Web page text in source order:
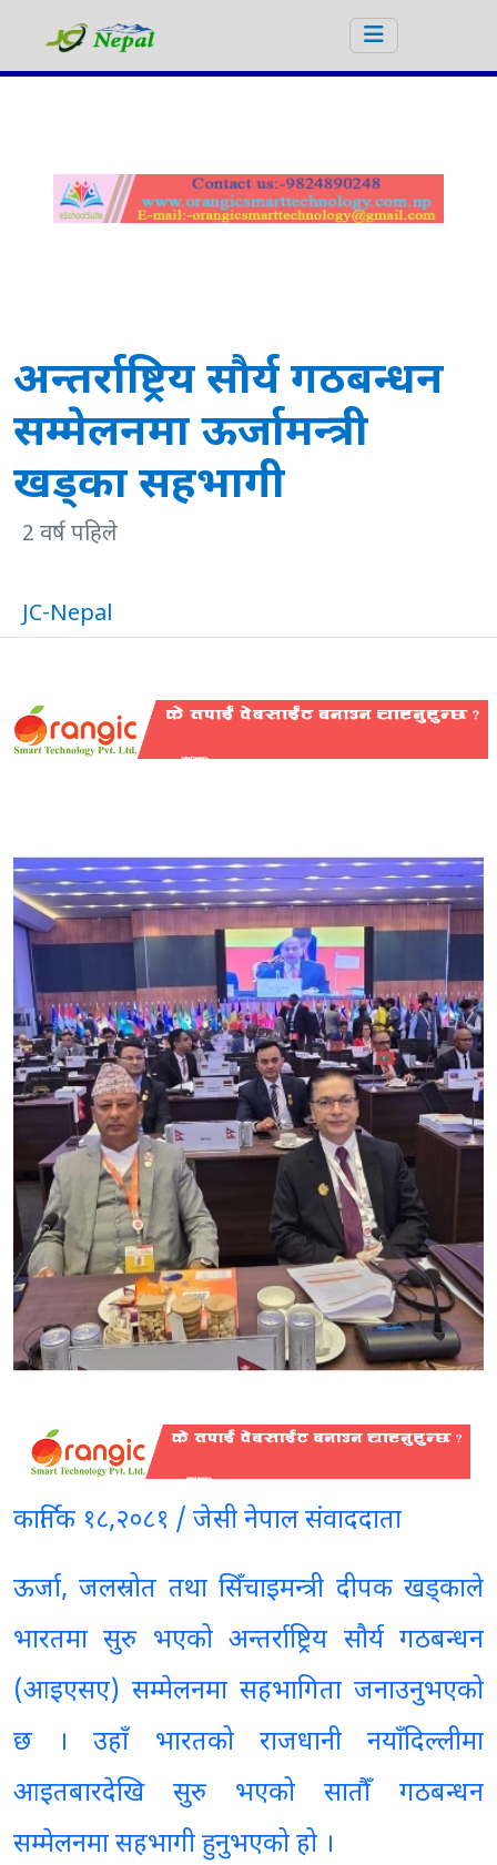
अन्तर्राष्ट्रिय सौर्य गठबन्धन
सम्मेलनमा ऊर्जामन्त्री
खड्का सहभागी
2 वर्ष पहिले
JC-Nepal
कार्तिक १८,२०८१ / जेसी नेपाल संवाददाता
ऊर्जा, जलस्रोत तथा सिँचाइमन्त्री दीपक खड्काले
भारतमा सुरु भएको अन्तर्राष्ट्रिय सौर्य गठबन्धन
(आइएसए) सम्मेलनमा सहभागिता जनाउनुभएको
छ । उहाँ भारतको राजधानी नयाँदिल्लीमा
आइतबारदेखि सुरु भएको सातौँ गठबन्धन
सम्मेलनमा सहभागी हुनुभएको हो ।